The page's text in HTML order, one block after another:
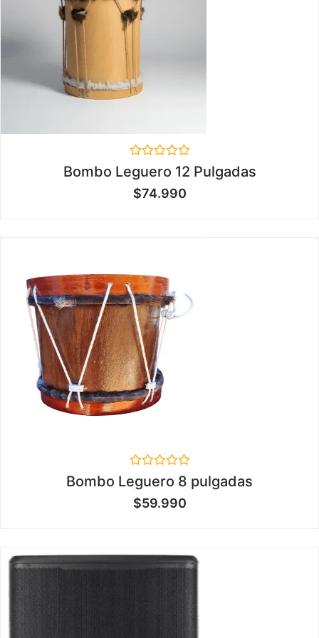
en
0
de
Bombo Leguero 12 Pulgadas
$74.990
en
0
de
Bombo Leguero 8 pulgadas
$59.990